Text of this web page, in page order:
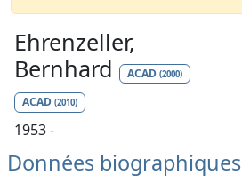
Ehrenzeller,
Bernhard
ACAD (2000)
ACAD (2010)
1953 -
Données biographiques